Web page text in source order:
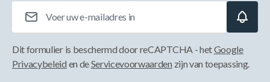
Dit formulier is beschermd door reCAPTCHA - hetGoogle
Privacybeleid en deServicevoorwaarden zijn van toepassing.